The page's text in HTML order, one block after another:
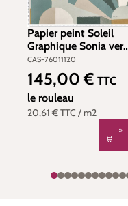
Papier peint Soleil
Graphique Sonia vert
- Mouvements de
Casamance | Réf.
CAS-76011120
CAS-76011120
20,61 €TTC / m2
Prix régulier :
145,00 € TTC
le rouleau